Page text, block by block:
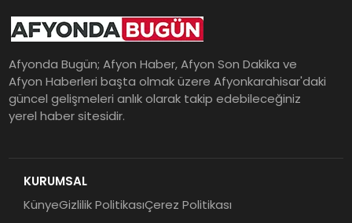
SIYASET
SPOR
Afyonda Bugün; Afyon Haber, Afyon Son Dakika ve
Afyon Haberleri başta olmak üzere Afyonkarahisar'daki
güncel gelişmeleri anlık olarak takip edebileceğiniz
yerel haber sitesidir.
KURUMSAL
KünyeGizlilik PolitikasıÇerez Politikası